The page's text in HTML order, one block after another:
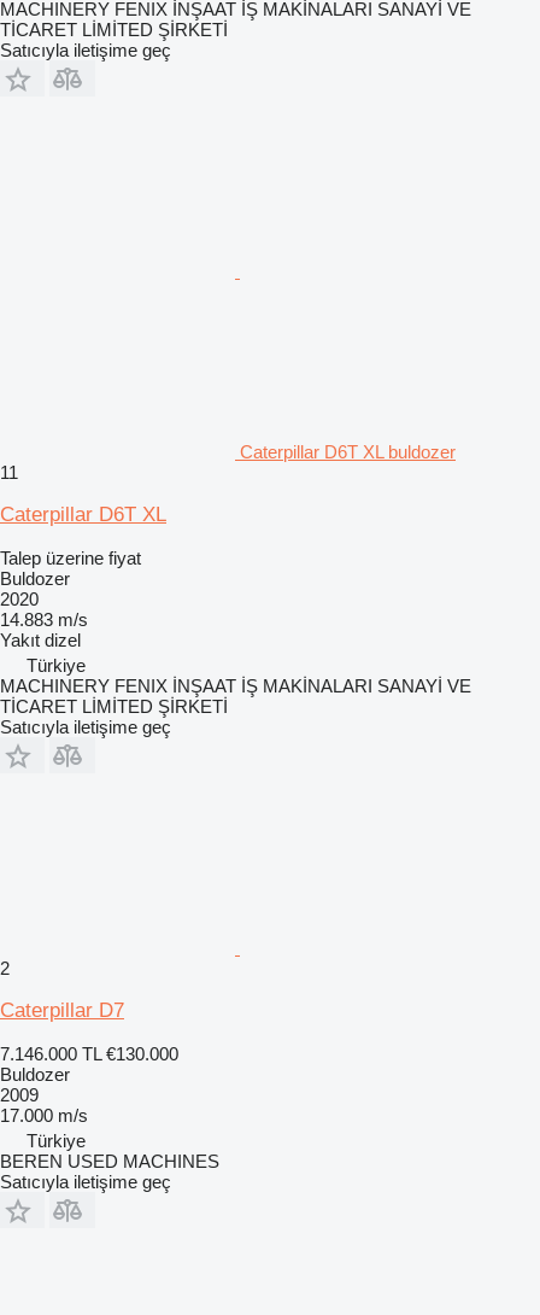
MACHINERY FENIX İNŞAAT İŞ MAKİNALARI SANAYİ VE
TİCARET LİMİTED ŞİRKETİ
Satıcıyla iletişime geç
Caterpillar D6T XL buldozer
11
Caterpillar D6T XL
Talep üzerine fiyat
Buldozer
2020
14.883 m/s
Yakıt dizel
Türkiye
MACHINERY FENIX İNŞAAT İŞ MAKİNALARI SANAYİ VE
TİCARET LİMİTED ŞİRKETİ
Satıcıyla iletişime geç
2
Caterpillar D7
7.146.000 TL €130.000
Buldozer
2009
17.000 m/s
Türkiye
BEREN USED MACHINES
Satıcıyla iletişime geç